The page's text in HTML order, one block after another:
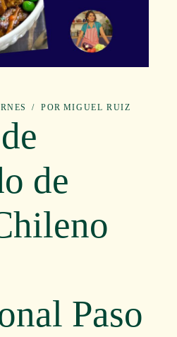
POR MIGUEL RUIZ
de
Paso